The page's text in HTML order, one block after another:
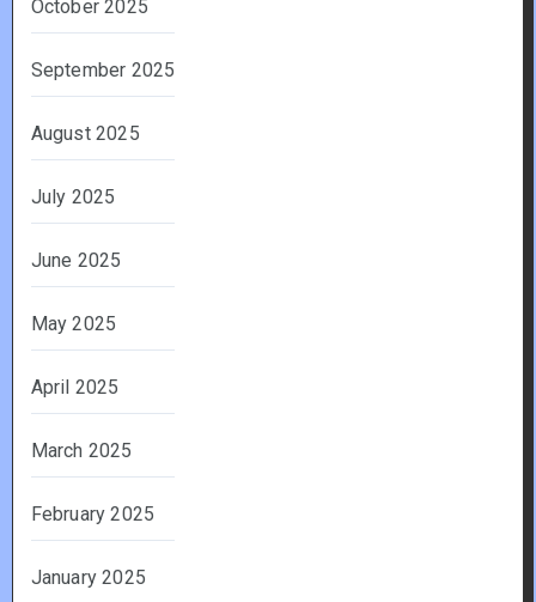
October 2025
September 2025
August 2025
July 2025
June 2025
May 2025
April 2025
March 2025
February 2025
January 2025